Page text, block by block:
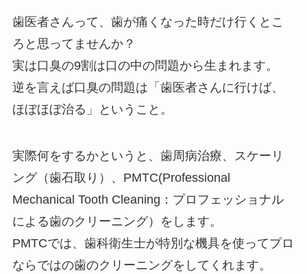
歯医者さんって、歯が痛くなった時だけ行くとこ
ろと思ってませんか？
実は口臭の9割は口の中の問題から生まれます。
逆を言えば口臭の問題は「歯医者さんに行けば、
ほぼほぼ治る」ということ。
実際何をするかというと、歯周病治療、スケーリ
ング（歯石取り）、PMTC(Professional
Mechanical Tooth Cleaning：プロフェッショナル
による歯のクリーニング）をします。
PMTCでは、歯科衛生士が特別な機具を使ってプロ
ならではの歯のクリーニングをしてくれます。